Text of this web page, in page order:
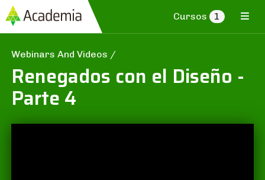
Cursos 1
Webinars And Videos /
Renegados con el Diseño -
Parte 4